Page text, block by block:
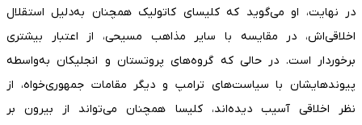
در نهایت، او می‌گوید که کلیسای کاتولیک همچنان به‌دلیل استقلال
اخلاقی‌اش، در مقایسه با سایر مذاهب مسیحی، از اعتبار بیشتری
برخوردار است. در حالی که گروه‌های پروتستان و انجلیکان به‌واسطه
پیوندهایشان با سیاست‌های ترامپ و دیگر مقامات جمهوری‌خواه، از
نظر اخلاقی آسیب دیده‌اند، کلیسا همچنان می‌تواند از بیرون بر